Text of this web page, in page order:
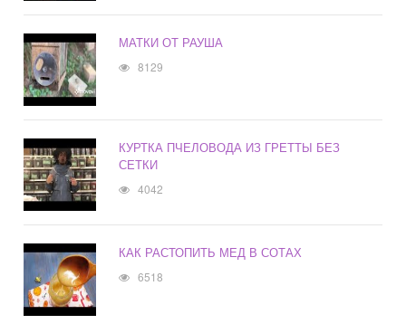
МАТКИ ОТ РАУША
8129
КУРТКА ПЧЕЛОВОДА ИЗ ГРЕТТЫ БЕЗ
СЕТКИ
4042
КАК РАСТОПИТЬ МЕД В СОТАХ
6518